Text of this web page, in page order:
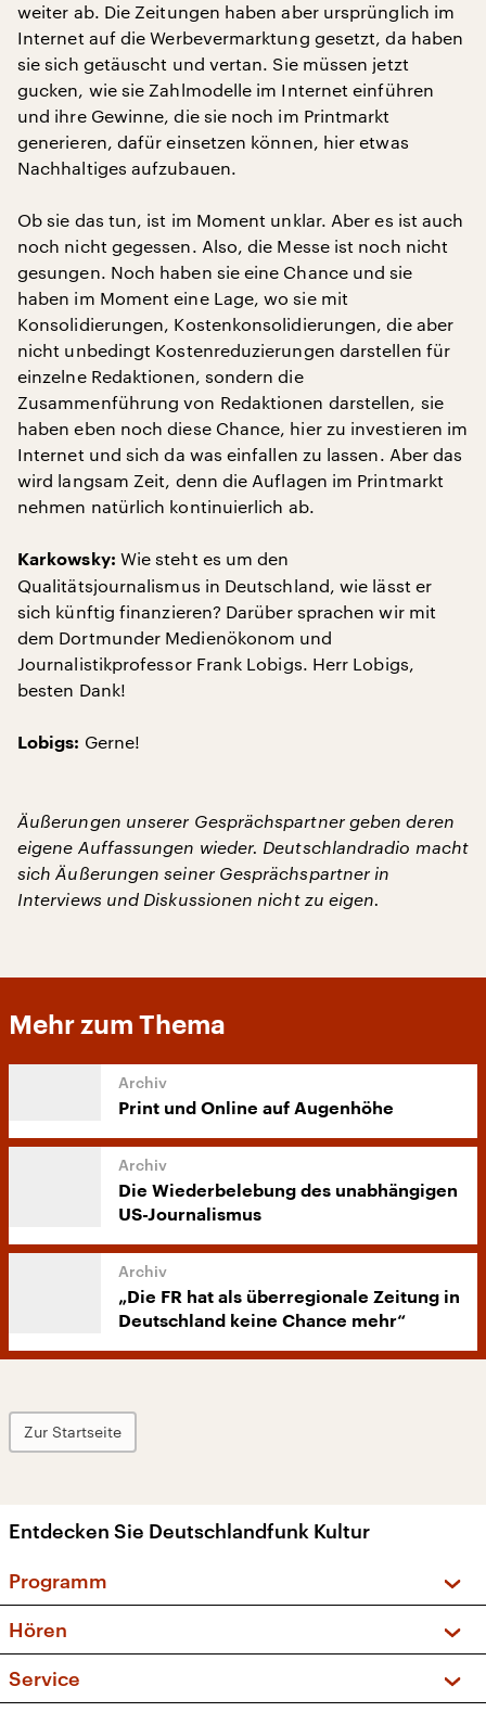
weiter ab. Die Zeitungen haben aber ursprünglich im
Internet auf die Werbevermarktung gesetzt, da haben
sie sich getäuscht und vertan. Sie müssen jetzt
gucken, wie sie Zahlmodelle im Internet einführen
und ihre Gewinne, die sie noch im Printmarkt
generieren, dafür einsetzen können, hier etwas
Nachhaltiges aufzubauen.
Ob sie das tun, ist im Moment unklar. Aber es ist auch
noch nicht gegessen. Also, die Messe ist noch nicht
gesungen. Noch haben sie eine Chance und sie
haben im Moment eine Lage, wo sie mit
Konsolidierungen, Kostenkonsolidierungen, die aber
nicht unbedingt Kostenreduzierungen darstellen für
einzelne Redaktionen, sondern die
Zusammenführung von Redaktionen darstellen, sie
haben eben noch diese Chance, hier zu investieren im
Internet und sich da was einfallen zu lassen. Aber das
wird langsam Zeit, denn die Auflagen im Printmarkt
nehmen natürlich kontinuierlich ab.
Karkowsky: Wie steht es um den
Qualitätsjournalismus in Deutschland, wie lässt er
sich künftig finanzieren? Darüber sprachen wir mit
dem Dortmunder Medienökonom und
Journalistikprofessor Frank Lobigs. Herr Lobigs,
besten Dank!
Lobigs: Gerne!
Äußerungen unserer Gesprächspartner geben deren
eigene Auffassungen wieder. Deutschlandradio macht
sich Äußerungen seiner Gesprächspartner in
Interviews und Diskussionen nicht zu eigen.
Mehr zum Thema
Print und Online auf Augenhöhe
Die Wiederbelebung des unabhängigen
US-Journalismus
„Die FR hat als überregionale Zeitung in
Deutschland keine Chance mehr“
Zur Startseite
Entdecken Sie Deutschlandfunk Kultur
Programm
Sendungen und Podcasts
Musikliste
Hören
Frequenzen (UKW + DAB+)
Service